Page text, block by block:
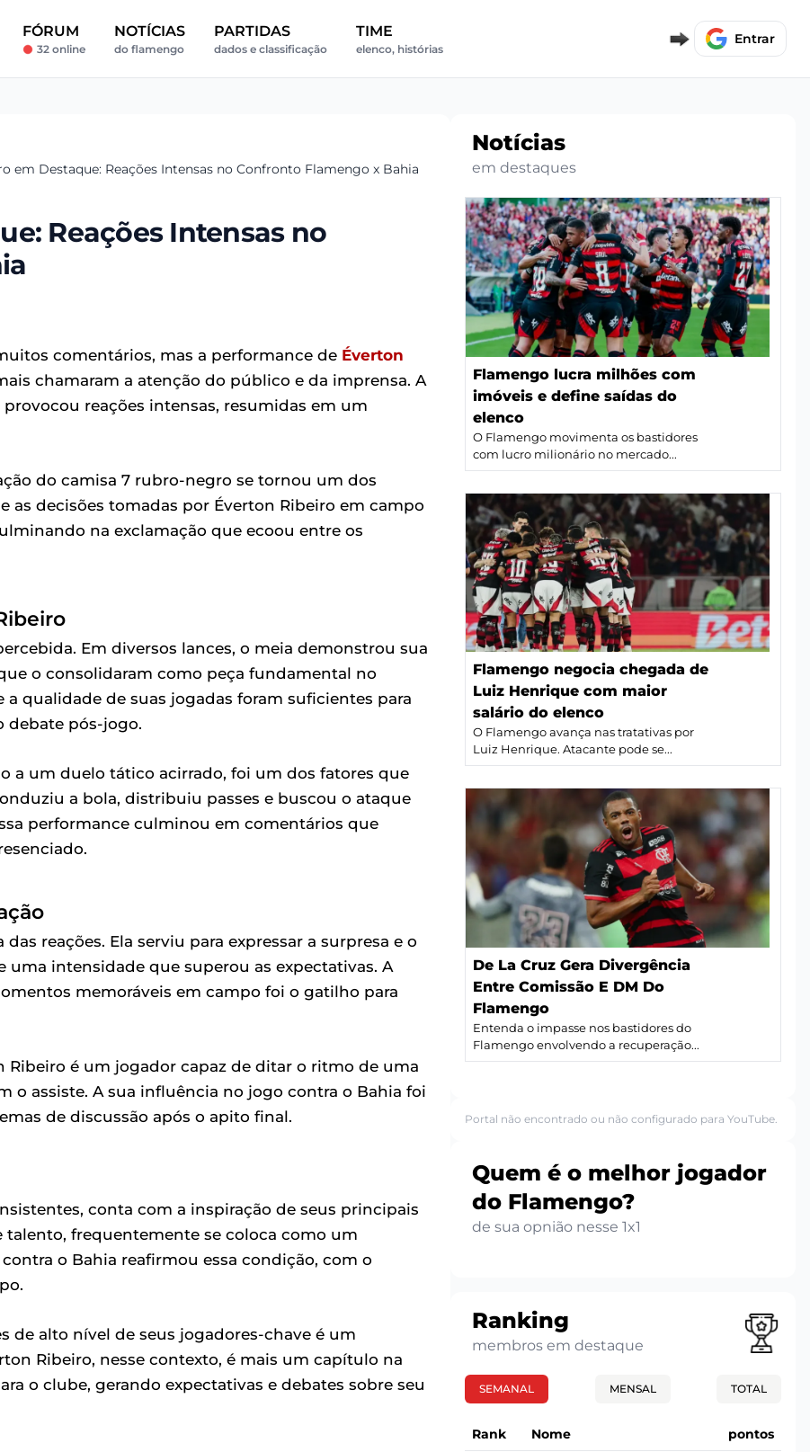
FÓRUM
32 online
NOTÍCIAS
do flamengo
PARTIDAS
dados e classificação
TIME
elenco, histórias
Entrar
em Destaque: Reações Intensas no Confronto Flamengo x Bahia
Reações Intensas no
comentários, mas a performance de Éverton
chamaram a atenção do público e da imprensa. A
reações intensas, resumidas em um
do camisa 7 rubro-negro se tornou um dos
as decisões tomadas por Éverton Ribeiro em campo
na exclamação que ecoou entre os
Em diversos lances, o meia demonstrou sua
o consolidaram como peça fundamental no
qualidade de suas jogadas foram suficientes para
debate pós-jogo.
a um duelo tático acirrado, foi um dos fatores que
a bola, distribuiu passes e buscou o ataque
performance culminou em comentários que
reações. Ela serviu para expressar a surpresa e o
intensidade que superou as expectativas. A
memoráveis em campo foi o gatilho para
Ribeiro é um jogador capaz de ditar o ritmo de uma
o assiste. A sua influência no jogo contra o Bahia foi
de discussão após o apito final.
conta com a inspiração de seus principais
talento, frequentemente se coloca como um
o Bahia reafirmou essa condição, com o
de alto nível de seus jogadores-chave é um
Ribeiro, nesse contexto, é mais um capítulo na
o clube, gerando expectativas e debates sobre seu
Notícias
em destaques
Flamengo lucra milhões com
imóveis e define saídas do
elenco
O Flamengo movimenta os bastidores
com lucro milionário no mercado...
Flamengo negocia chegada de
Luiz Henrique com maior
salário do elenco
O Flamengo avança nas tratativas por
Luiz Henrique. Atacante pode se...
De La Cruz Gera Divergência
Entre Comissão E DM Do
Flamengo
Entenda o impasse nos bastidores do
Flamengo envolvendo a recuperação...
Portal não encontrado ou não configurado para YouTube.
Quem é o melhor jogador
do Flamengo?
de sua opnião nesse 1x1
Ranking
membros em destaque
SEMANAL MENSAL TOTAL
Rank Nome pontos